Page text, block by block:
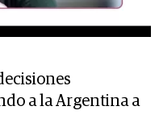
a la Argentina a